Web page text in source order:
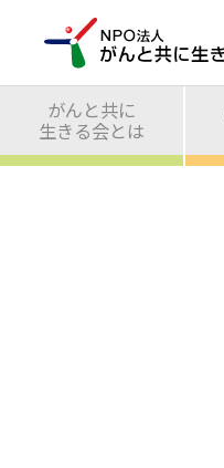
がんと共に
生きる会とは